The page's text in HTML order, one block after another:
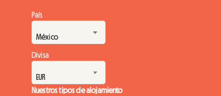
País
Divisa
Nuestros tipos de alojamiento